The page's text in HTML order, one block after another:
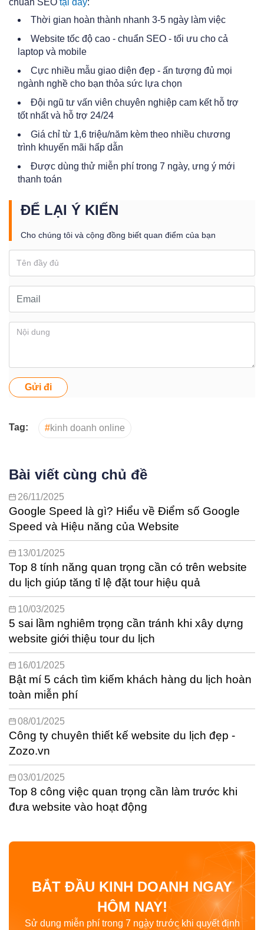
Thời gian hoàn thành nhanh 3-5 ngày làm việc
Website tốc độ cao - chuẩn SEO - tối ưu cho cả
laptop và mobile
Cực nhiều mẫu giao diện đẹp - ấn tượng đủ mọi
ngành nghề cho bạn thỏa sức lựa chọn
Đội ngũ tư vấn viên chuyên nghiệp cam kết hỗ trợ
tốt nhất và hỗ trợ 24/24
Giá chỉ từ 1,6 triệu/năm kèm theo nhiều chương
trình khuyến mãi hấp dẫn
Được dùng thử miễn phí trong 7 ngày, ưng ý mới
thanh toán
ĐỂ LẠI Ý KIẾN
Cho chúng tôi và cộng đồng biết quan điểm của bạn
Gửi đi
Tag: #kinh doanh online
Bài viết cùng chủ đề
26/11/2025
Google Speed là gì? Hiểu về Điểm số Google
Speed và Hiệu năng của Website
13/01/2025
Top 8 tính năng quan trọng cần có trên website
du lịch giúp tăng tỉ lệ đặt tour hiệu quả
10/03/2025
5 sai lầm nghiêm trọng cần tránh khi xây dựng
website giới thiệu tour du lịch
16/01/2025
Bật mí 5 cách tìm kiếm khách hàng du lịch hoàn
toàn miễn phí
08/01/2025
Công ty chuyên thiết kế website du lịch đẹp -
Zozo.vn
03/01/2025
Top 8 công việc quan trọng cần làm trước khi
đưa website vào hoạt động
BẮT ĐẦU KINH DOANH NGAY
HÔM NAY!
Sử dụng miễn phí trong 7 ngày trước khi quyết định